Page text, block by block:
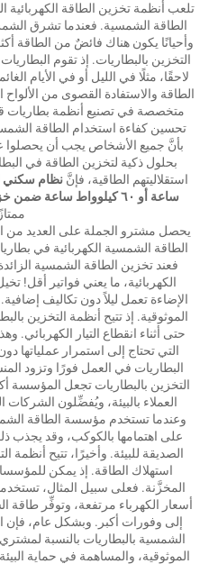
تلعب أنظمة تخزين الطاقة
الطاقة الشمسية. فعندما تشرق
وأحيانًا يكون هناك فائضٌ من الطاقة
التخزين بالبطاريات. إذ تقوم
لاحقًا، مثلًا في الليل أو في الأيام
متخصصة في تصنيع أنظمة بطاريات
تحسين كفاءة استخدام الطاقة
بأنَّ جميع الأشخاص يجب أن يحصلوا
بحلول ذكية لتخزين الطاقة في
استقلاليتهم الطاقية، فإنَّ
ساعة أو ٦٠ كيلوواط ساعة ضمن خزانة متكاملة
يحصل مشترو الجملة على العديد من
الطاقة الشمسية الكهربائية في
فعند تخزين الطاقة الشمسية
الكهربائية، ما يعني فواتير أقل!
الإضاءة تعمل ليلاً دون تكاليف
الموثوقية. إذ تتيح أنظمة التخزين
حتى أثناء انقطاع التيار الكهربائي.
التي تحتاج إلى استمرار عملياتها
البطاريات في العمل فورًا وتزود
التخزين بالبطاريات تجعل المؤسسة
العملاء بالبيئة، ويُفضِّلون
وعندما تستخدم مؤسسة الطاقة
على اهتمامها بالكوكب، وقد يجذب
الصديقة للبيئة. وأخيرًا، تتيح
استهلاك الطاقة. إذ يمكن
المخزَّنة. فعلى سبيل المثال،
أسعار الكهرباء مرتفعة، وتوفِّر طاقة
إلى وفورات أكبر. وبشكل عام، فإن
الشمسية بالبطاريات بالنسبة
الموثوقية، والمساهمة في حماية